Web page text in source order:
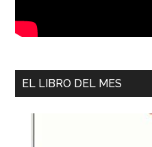
EL LIBRO DEL MES